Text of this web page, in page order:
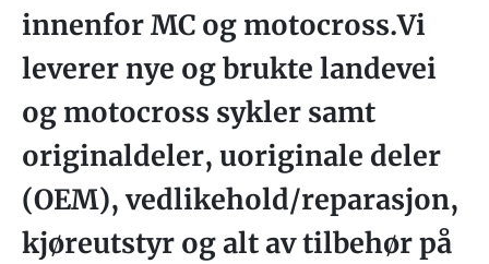
innenfor MC og motocross.Vi
leverer nye og brukte landevei
og motocross sykler samt
originaldeler, uoriginale deler
(OEM), vedlikehold/reparasjon,
kjøreutstyr og alt av tilbehør på